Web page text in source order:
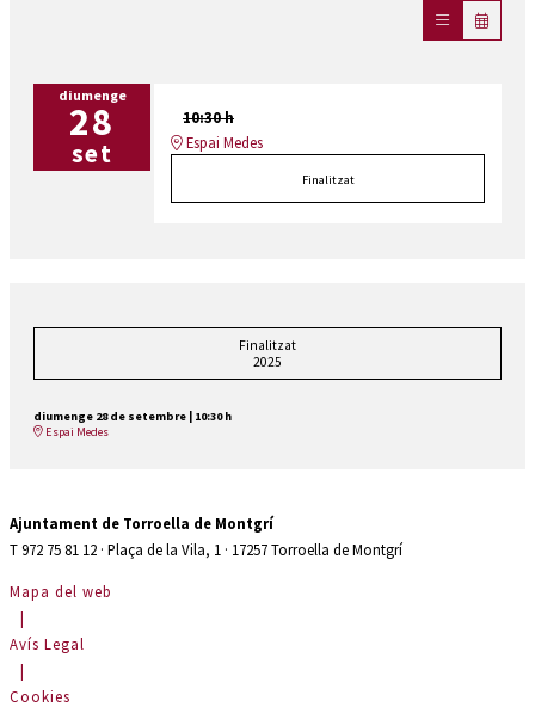
diumenge
28
set
10:30 h
Espai Medes
Finalitzat
Finalitzat
2025
diumenge 28 de setembre | 10:30 h
Espai Medes
Ajuntament de Torroella de Montgrí
T 972 75 81 12 · Plaça de la Vila, 1 · 17257 Torroella de Montgrí
Mapa del web
|
Avís Legal
|
Cookies